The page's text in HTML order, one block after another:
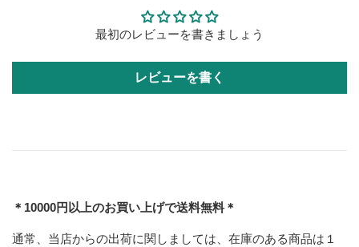
最初のレビューを書きましょう
レビューを書く
＊10000円以上のお買い上げで送料無料＊
通常、当店からの出荷に関しましては、在庫のある商品は１